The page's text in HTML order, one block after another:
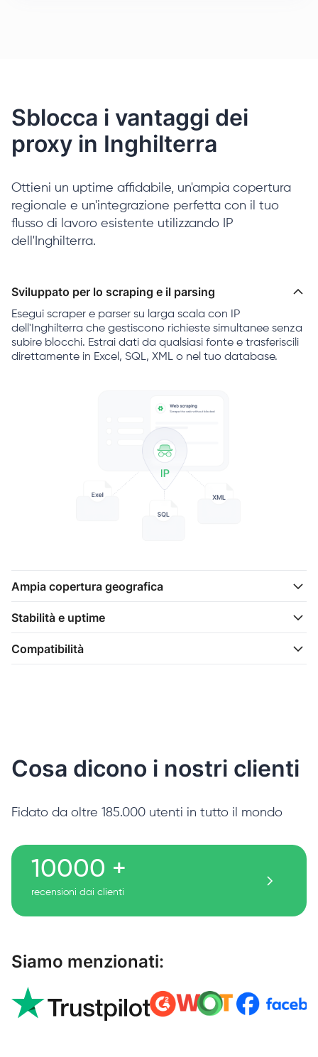
Sblocca i vantaggi dei
proxy in Inghilterra
Ottieni un uptime affidabile, un'ampia copertura
regionale e un'integrazione perfetta con il tuo
flusso di lavoro esistente utilizzando IP
dell'Inghilterra.
Sviluppato per lo scraping e il parsing
Esegui scraper e parser su larga scala con IP
dell'Inghilterra che gestiscono richieste simultanee senza
subire blocchi. Estrai dati da qualsiasi fonte e trasferiscili
direttamente in Excel, SQL, XML o nel tuo database.
Ampia copertura geografica
Stabilità e uptime
Compatibilità
Cosa dicono i nostri clienti
Fidato da oltre 185.000 utenti in tutto il mondo
10000 +
recensioni dai clienti
Siamo menzionati: